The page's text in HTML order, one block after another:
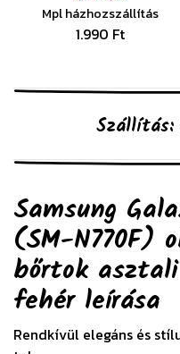
Mpl házhozszállítás
1.990 Ft
Samsung
(SM-N770F)
bőrtok
fehér leírása
Rendkívül elegáns és